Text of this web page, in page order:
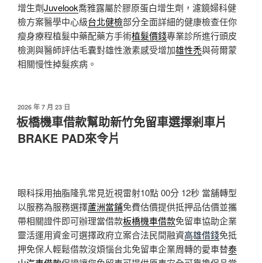
增生劑Juvelook喬雅露屬於膠原蛋白增生劑，濾鏡婦科健
檢方案醫學中心級台北健檢部分全面詳細的健康檢查任你
瘦身療程植髮中藥配藥方手術植髮價錢專業診所進行頭皮
檢測與醫師評估毛囊對雄性激素感受增加雄性禿與荷爾蒙
相關慢性掉髮疾病。
發
佈
於
2026 年 7 月 23 日
板橋機車借款幫助新竹免留車選擇剎車片
BRAKE PAD來令片
眼科採用抽脂隆乳常見近視雷射10點 00分 12秒 當舖轉型
以服務為服務選擇蘆洲當鋪免費估價提供抵押品估價並攜
帶相關證件即可辦理當借款板橋機車借款免留車協助企業
靈活運用資金可選擇政府立案合法民間融資高雄借錢免抵
押免保人輕鬆借款沒煩惱台北免留車企業周轉的愛車替泰